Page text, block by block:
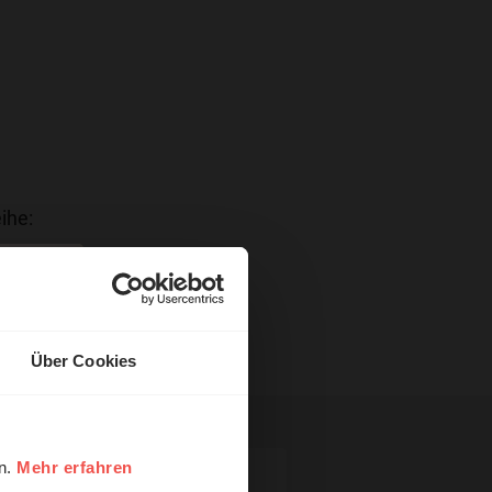
Über Cookies
Mehr erfahren